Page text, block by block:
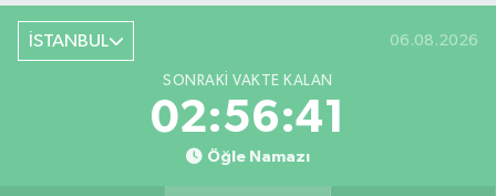
İSTANBUL 06.08.2026
SONRAKI VAKTE KALAN
02:56:41
Öğle Namazı